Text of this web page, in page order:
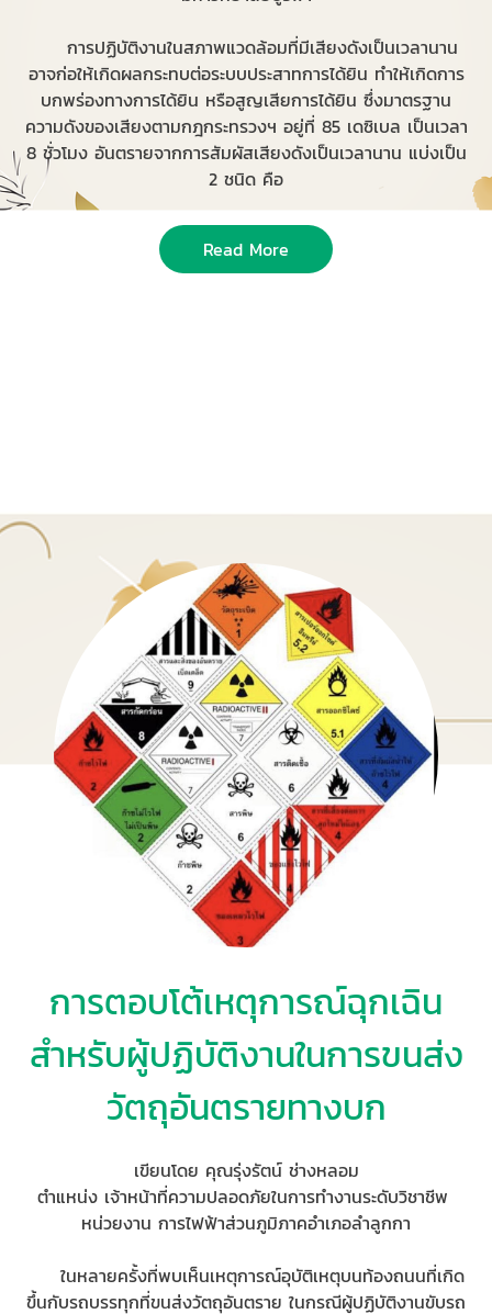
การปฏิบัติงานในสภาพแวดล้อมที่มีเสียงดังเป็นเวลานาน
อาจก่อให้เกิดผลกระทบต่อระบบประสาทการได้ยิน ทำให้เกิดการ
บกพร่องทางการได้ยิน หรือสูญเสียการได้ยิน ซึ่งมาตรฐาน
ความดังของเสียงตามกฎกระทรวงฯ อยู่ที่ 85 เดซิเบล เป็นเวลา
8 ชั่วโมง อันตรายจากการสัมผัสเสียงดังเป็นเวลานาน แบ่งเป็น
2 ชนิด คือ
Read More
การตอบโต้เหตุการณ์ฉุกเฉิน
สำหรับผู้ปฏิบัติงานในการขนส่ง
วัตถุอันตรายทางบก
เขียนโดย คุณรุ่งรัตน์ ช่างหลอม
ตำแหน่ง เจ้าหน้าที่ความปลอดภัยในการทำงานระดับวิชาชีพ
หน่วยงาน การไฟฟ้าส่วนภูมิภาคอำเภอลำลูกกา
ในหลายครั้งที่พบเห็นเหตุการณ์อุบัติเหตุบนท้องถนนที่เกิด
ขึ้นกับรถบรรทุกที่ขนส่งวัตถุอันตราย ในกรณีผู้ปฏิบัติงานขับรถ